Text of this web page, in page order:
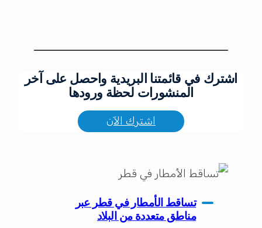
اشترك في قائمتنا البريدية واحصل على آخر
المنشورات لحظة ورودها
اشترك الآن
تساقط الأمطار في قطر عبر
مناطق متعددة من البلاد